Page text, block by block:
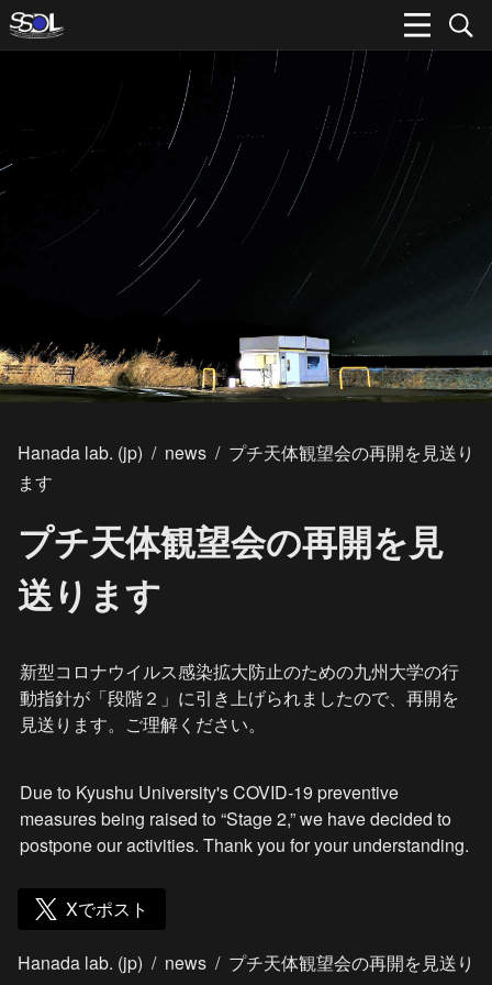
Hanada lab. (jp) / news / プチ天体観望会の再開を見送り
ます
プチ天体観望会の再開を見
送ります
新型コロナウイルス感染拡大防止のための九州大学の行
動指針が「段階２」に引き上げられましたので、再開を
見送ります。ご理解ください。
Due to Kyushu University's COVID-19 preventive
measures being raised to “Stage 2,” we have decided to
postpone our activities. Thank you for your understanding.
Xでポスト
Hanada lab. (jp) / news / プチ天体観望会の再開を見送り